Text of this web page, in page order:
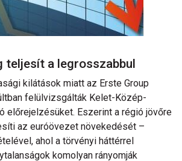
teljesít a legrosszabbul
kilátások miatt az Erste Group
felülvizsgálták Kelet-Közép-
előrejelzésüket. Eszerint a régió jövőre
az euróövezet növekedését –
ahol a törvényi háttérrel
komolyan rányomják